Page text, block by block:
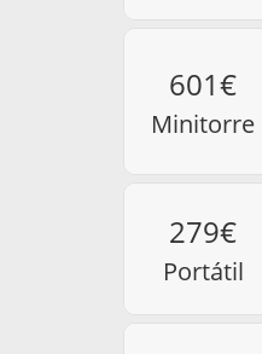
601€
minitorre
279€
portátil